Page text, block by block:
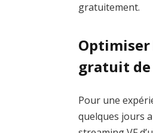
gratuitement.
gratuit de
Pour une
quelques jours